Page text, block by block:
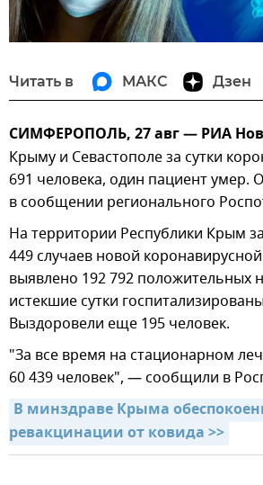
Читать в МАКС Дзен
СИМФЕРОПОЛЬ, 27 авг — РИА
Крыму и Севастополе за сутки
691 человека, один пациент умер.
в сообщении регионального
На территории Республики Крым
449 случаев новой
выявлено 192 792 положительных
истекшие сутки
Выздоровели еще 195 человек.
"За все время на стационарном
60 439 человек", — сообщили в
В минздраве Крыма
ревакцинации от ковида >>